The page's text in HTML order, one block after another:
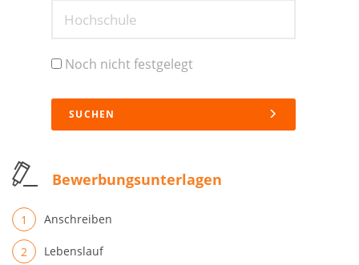
Hochschule
Noch nicht festgelegt
SUCHEN
Bewerbungsunterlagen
Anschreiben
Lebenslauf